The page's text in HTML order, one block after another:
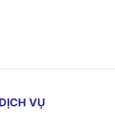
DỊCH VỤ